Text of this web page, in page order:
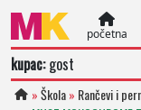
početna
kupac:gost
»Škola» Rančevi i